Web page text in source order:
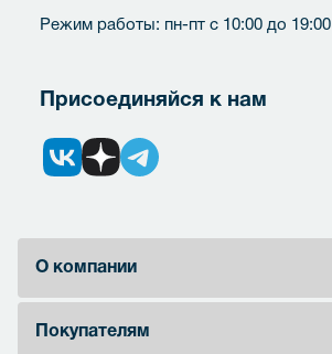
Режим работы: пн-пт с 10:00 до 19:00
Присоединяйся к нам
О компании
Покупателям